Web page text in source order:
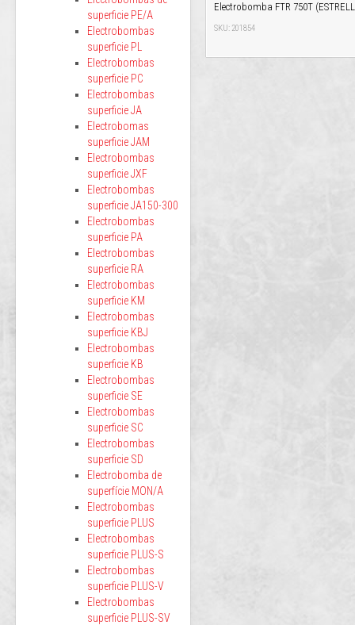
Electrobomba FTR 750T
SKU: 201854
superficie PE/A
Electrobombas
superficie PL
Electrobombas
superficie PC
Electrobombas
superficie JA
Electrobomas
superficie JAM
Electrobombas
superficie JXF
Electrobombas
superficie JA150-300
Electrobombas
superficie PA
Electrobombas
superficie RA
Electrobombas
superficie KM
Electrobombas
superficie KBJ
Electrobombas
superficie KB
Electrobombas
superficie SE
Electrobombas
superficie SC
Electrobombas
superficie SD
Electrobomba de
superfície MON/A
Electrobombas
superficie PLUS
Electrobombas
superficie PLUS-S
Electrobombas
superficie PLUS-V
Electrobombas
superficie PLUS-SV